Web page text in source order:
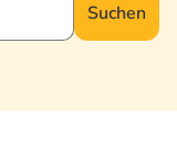
Suchen